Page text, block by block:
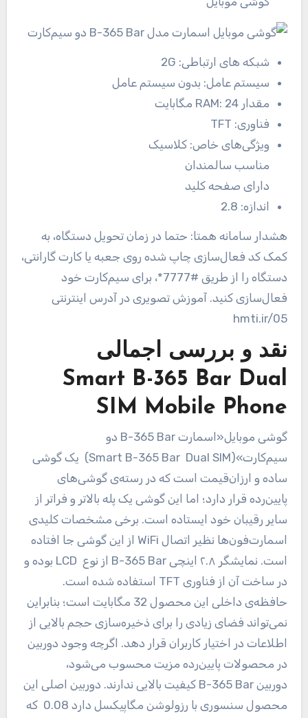
شبکه های ارتباطی: 2G
سیستم عامل: بدون سیستم عامل
مقدار RAM: 24 مگابایت
فناوری: TFT
ویژگی‌های خاص: کلاسیک
مناسب سالمندان
دارای صفحه کلید
اندازه: 2.8
هشدار سامانه همتا: حتما در زمان تحویل دستگاه، به
کمک کد فعال‌سازی چاپ شده روی جعبه یا کارت گارانتی،
دستگاه را از طریق #7777*، برای سیم‌کارت خود
فعال‌سازی کنید. آموزش تصویری در آدرس اینترنتی
hmti.ir/05
نقد و بررسی اجمالی
Smart B-365 Bar Dual
SIM Mobile Phone
گوشی موبایل«اسمارت B-365 Bar دو
سیم‌کارت»(Smart B-365 Bar Dual SIM) یک گوشی
ساده و ارزان‌قیمت است که در رسته‌ی گوشی‌های
پایین‌رده قرار دارد؛ اما این گوشی یک پله بالاتر و فراتر از
سایر رقیبان خود ایستاده است. برخی مشخصات کلیدی
اسمارت‌فون‌ها نظیر اتصالWiFi از این گوشی جا افتاده
است. نمایشگر ۲.۸ اینچی
B-365 Bar از نوع LCD بوده و
در ساخت آن از فناوری TFT استفاده شده است.
حافظه‌ی داخلی این محصول 32 مگابایت است؛ بنابراین
نمی‌تواند فضای زیادی را برای ذخیره‌سازی حجم بالایی از
اطلاعات در اختیار کاربران قرار دهد. اگرچه وجود دوربین
در محصولات پایین‌رده مزیت محسوب می‌شود،
دوربینB-365 Bar کیفیت بالایی ندارند. دوربین اصلی این
محصول سنسوری با رزولوشن 0.08 مگاپیکسل دارد
که